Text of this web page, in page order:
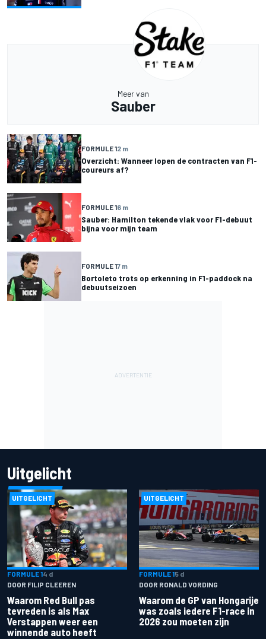
Meer van
Sauber
FORMULE 12 m
Overzicht: Wanneer lopen de contracten van F1-
coureurs af?
FORMULE 16 m
Sauber: Hamilton tekende vlak voor F1-debuut
bijna voor mijn team
FORMULE 17 m
Bortoleto trots op erkenning in F1-paddock na
debuutseizoen
Uitgelicht
UITGELICHT
FORMULE 14 d
DOOR FILIP CLEEREN
Waarom Red Bull pas
tevreden is als Max
Verstappen weer een
winnende auto heeft
UITGELICHT
FORMULE 15 d
DOOR RONALD VORDING
Waarom de GP van Hongarije
was zoals iedere F1-race in
2026 zou moeten zijn